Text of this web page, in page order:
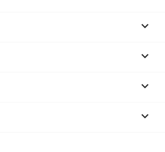



keyboard_arrow_down